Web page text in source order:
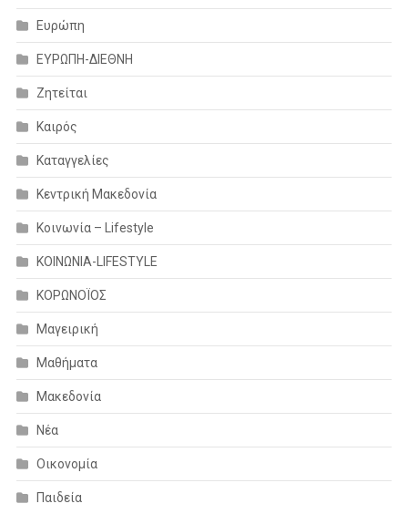
Ευρώπη
ΕΥΡΩΠΗ-ΔΙΕΘΝΗ
Ζητείται
Καιρός
Καταγγελίες
Κεντρική Μακεδονία
Κοινωνία – Lifestyle
ΚΟΙΝΩΝΙΑ-LIFESTYLE
ΚΟΡΩΝΟΪΟΣ
Μαγειρική
Μαθήματα
Μακεδονία
Νέα
Οικονομία
Παιδεία